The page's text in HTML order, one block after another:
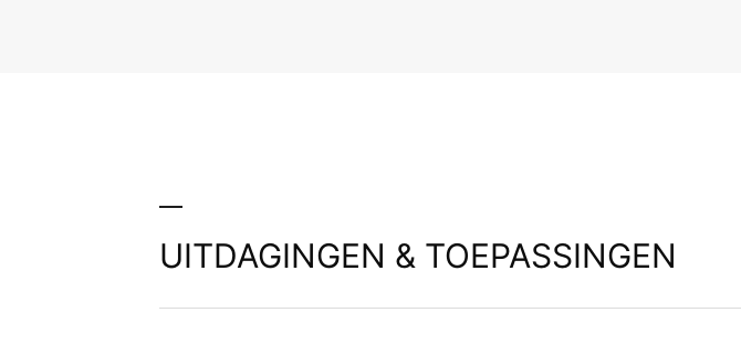
UITDAGINGEN & TOEPASSINGEN